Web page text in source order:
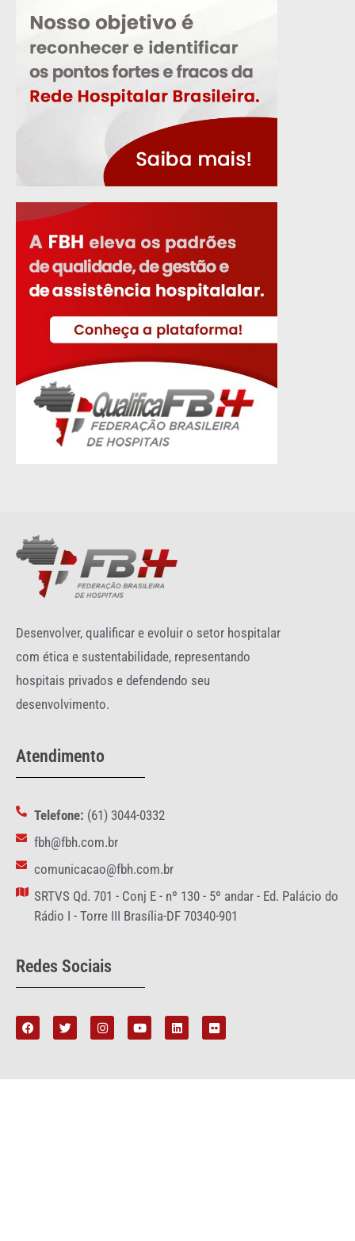
Desenvolver, qualificar e evoluir o setor hospitalar
com ética e sustentabilidade, representando
hospitais privados e defendendo seu
desenvolvimento.
Atendimento
Telefone: (61) 3044-0332
fbh@fbh.com.br
comunicacao@fbh.com.br
SRTVS Qd. 701 - Conj E - nº 130 - 5º andar - Ed. Palácio do
Rádio I - Torre III Brasília-DF 70340-901
Redes Sociais